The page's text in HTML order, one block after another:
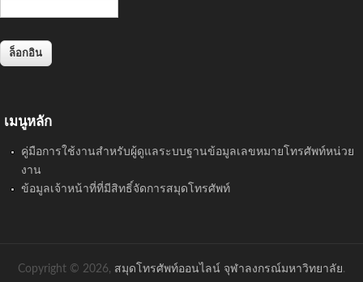
เมนูหลัก
คู่มือการใช้งานสำหรับผู้ดูแลระบบฐานข้อมูลเลขหมายโทรศัพท์หน่วย
งาน
ข้อมูลเจ้าหน้าที่ที่มีสิทธิ์จัดการสมุดโทรศัพท์
Copyright © 2026, สมุดโทรศัพท์ออนไลน์ จุฬาลงกรณ์มหาวิทยาลัย.